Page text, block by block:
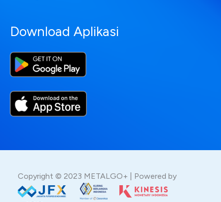
Download Aplikasi
Copyright © 2023 METALGO+ | Powered by